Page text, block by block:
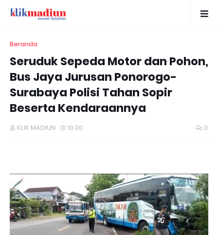
Beranda
Seruduk Sepeda Motor dan Pohon,
Bus Jaya Jurusan Ponorogo-
Surabaya Polisi Tahan Sopir
Beserta Kendaraannya
KLIK MADIUN 10.00 0